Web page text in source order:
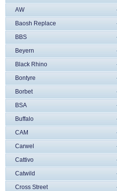
AW
Baosh Replace
BBS
Beyern
Black Rhino
Bontyre
Borbet
BSA
Buffalo
CAM
Carwel
Cattivo
Catwild
Cross Street